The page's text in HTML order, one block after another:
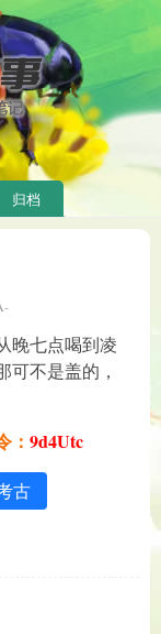
归档
晚七点喝到凌
可不是盖的，
： 9d4Utc
古